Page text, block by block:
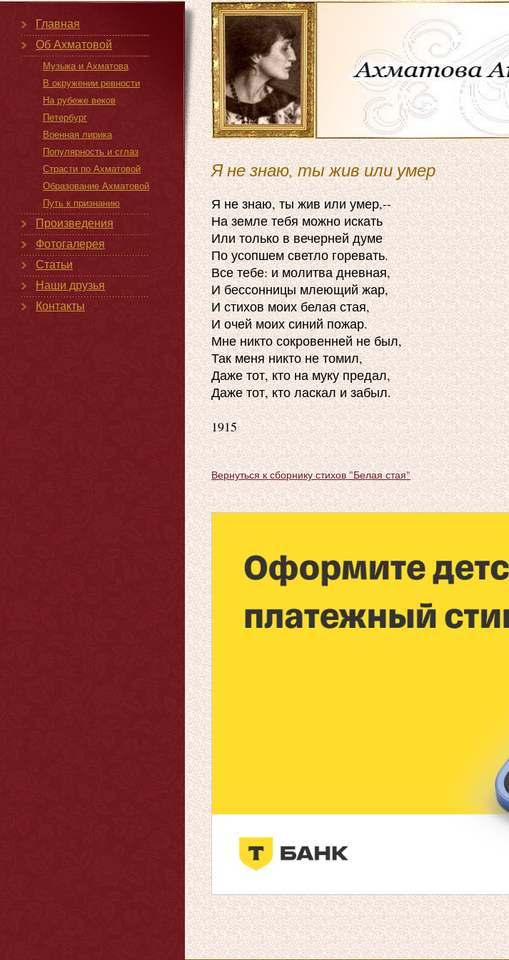
Главная
Об Ахматовой
Музыка и Ахматова
В окружении ревности
На рубеже веков
Петербург
Военная лирика
Популярность и сглаз
Страсти по Ахматовой
Образование Ахматовой
Путь к признанию
Произведения
Фотогалерея
Статьи
Наши друзья
Контакты
Я не знаю, ты жив или умер
Я не знаю, ты жив или умер,--
На земле тебя можно искать
Или только в вечерней думе
По усопшем светло горевать.
Все тебе: и молитва дневная,
И бессонницы млеющий жар,
И стихов моих белая стая,
И очей моих синий пожар.
Мне никто сокровенней не был,
Так меня никто не томил,
Даже тот, кто на муку предал,
Даже тот, кто ласкал и забыл.
1915
Вернуться к сборнику стихов "Белая стая"